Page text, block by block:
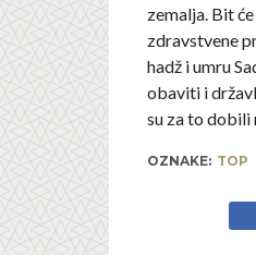
zemalja. Bit
zdravstvene
hadž i umru
obaviti i
su za to dobili
OZNAKE: TOP